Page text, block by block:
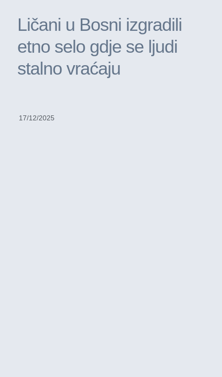
Ličani u Bosni izgradili
etno selo gdje se ljudi
stalno vraćaju
17/12/2025